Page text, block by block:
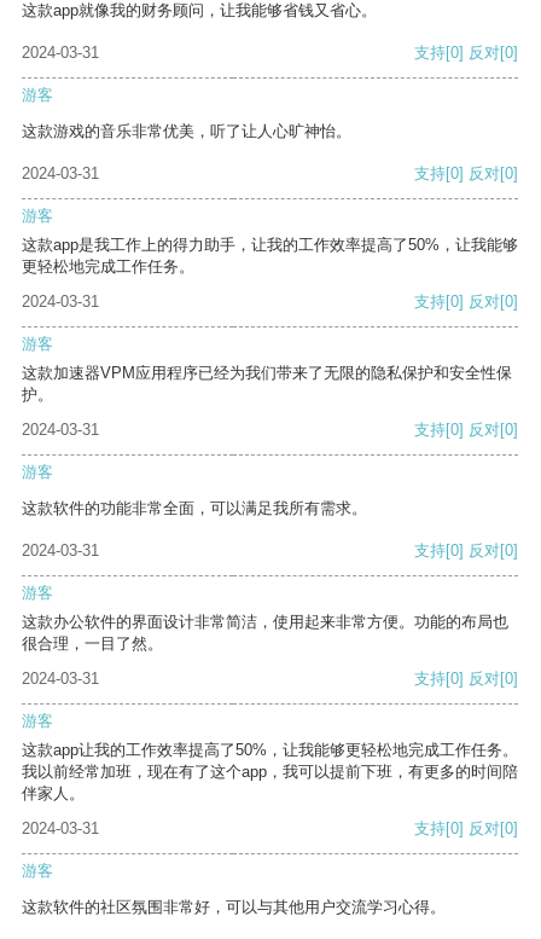
这款app就像我的财务顾问，让我能够省钱又省心。
2024-03-31 支持[0] 反对[0]
游客
这款游戏的音乐非常优美，听了让人心旷神怡。
2024-03-31 支持[0] 反对[0]
游客
这款app是我工作上的得力助手，让我的工作效率提高了50%，让我能够
更轻松地完成工作任务。
2024-03-31
支持[0] 反对[0]
游客
这款加速器VPM应用程序已经为我们带来了无限的隐私保护和安全性保
护。
2024-03-31
支持[0] 反对[0]
游客
这款软件的功能非常全面，可以满足我所有需求。
2024-03-31 支持[0] 反对[0]
游客
这款办公软件的界面设计非常简洁，使用起来非常方便。功能的布局也
很合理，一目了然。
2024-03-31
支持[0] 反对[0]
游客
这款app让我的工作效率提高了50%，让我能够更轻松地完成工作任务。
我以前经常加班，现在有了这个app，我可以提前下班，有更多的时间陪
伴家人。
2024-03-31
支持[0] 反对[0]
游客
这款软件的社区氛围非常好，可以与其他用户交流学习心得。